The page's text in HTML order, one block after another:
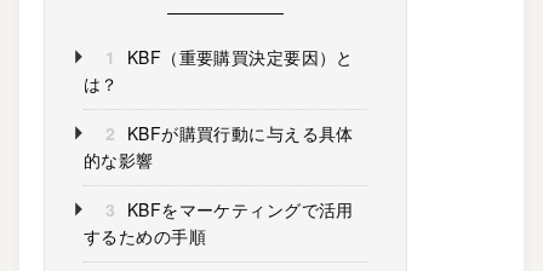
1
KBF（重要購買決定要因）と
は？
2 KBFが購買行動に与える具体
的な影響
3 KBFをマーケティングで活用
するための手順